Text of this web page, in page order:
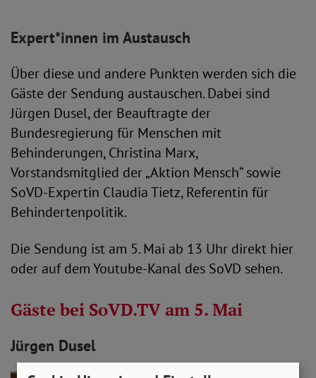
Expert*innen im Austausch
Über diese und andere Punkten werden sich die
Gäste der Sendung austauschen. Dabei sind
Jürgen Dusel, der Beauftragte der
Bundesregierung für Menschen mit
Behinderungen, Christina Marx,
Vorstandsmitglied der „Aktion Mensch“ sowie
SoVD-Expertin Claudia Tietz, Referentin für
Behindertenpolitik.
Die Sendung ist am 5. Mai ab 13 Uhr direkt hier
oder auf dem Youtube-Kanal des SoVD sehen.
Gäste bei SoVD.TV am 5. Mai
Jürgen Dusel